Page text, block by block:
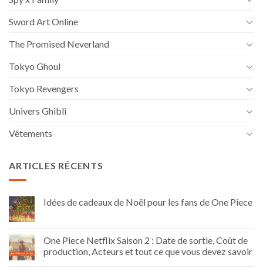
Sword Art Online
The Promised Neverland
Tokyo Ghoul
Tokyo Revengers
Univers Ghibli
Vêtements
ARTICLES RÉCENTS
Idées de cadeaux de Noël pour les fans de One Piece
One Piece Netflix Saison 2 : Date de sortie, Coût de
production, Acteurs et tout ce que vous devez savoir